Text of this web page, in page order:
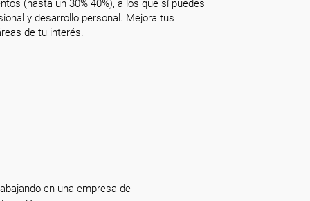
(hasta un 30% 40%), a los que sí puedes
y desarrollo personal. Mejora tus
de tu interés.
en una empresa de